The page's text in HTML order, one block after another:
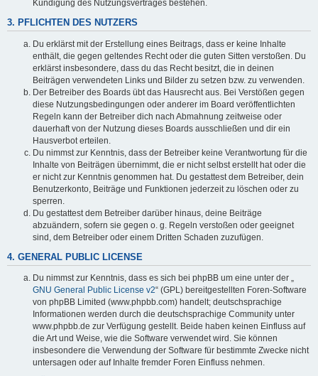
Kündigung des Nutzungsvertrages bestehen.
3. PFLICHTEN DES NUTZERS
Du erklärst mit der Erstellung eines Beitrags, dass er keine Inhalte
enthält, die gegen geltendes Recht oder die guten Sitten verstoßen. Du
erklärst insbesondere, dass du das Recht besitzt, die in deinen
Beiträgen verwendeten Links und Bilder zu setzen bzw. zu verwenden.
Der Betreiber des Boards übt das Hausrecht aus. Bei Verstößen gegen
diese Nutzungsbedingungen oder anderer im Board veröffentlichten
Regeln kann der Betreiber dich nach Abmahnung zeitweise oder
dauerhaft von der Nutzung dieses Boards ausschließen und dir ein
Hausverbot erteilen.
Du nimmst zur Kenntnis, dass der Betreiber keine Verantwortung für die
Inhalte von Beiträgen übernimmt, die er nicht selbst erstellt hat oder die
er nicht zur Kenntnis genommen hat. Du gestattest dem Betreiber, dein
Benutzerkonto, Beiträge und Funktionen jederzeit zu löschen oder zu
sperren.
Du gestattest dem Betreiber darüber hinaus, deine Beiträge
abzuändern, sofern sie gegen o. g. Regeln verstoßen oder geeignet
sind, dem Betreiber oder einem Dritten Schaden zuzufügen.
4. GENERAL PUBLIC LICENSE
Du nimmst zur Kenntnis, dass es sich bei phpBB um eine unter der „
GNU General Public License v2“ (GPL) bereitgestellten Foren-Software
von phpBB Limited (www.phpbb.com) handelt; deutschsprachige
Informationen werden durch die deutschsprachige Community unter
www.phpbb.de zur Verfügung gestellt. Beide haben keinen Einfluss auf
die Art und Weise, wie die Software verwendet wird. Sie können
insbesondere die Verwendung der Software für bestimmte Zwecke nicht
untersagen oder auf Inhalte fremder Foren Einfluss nehmen.